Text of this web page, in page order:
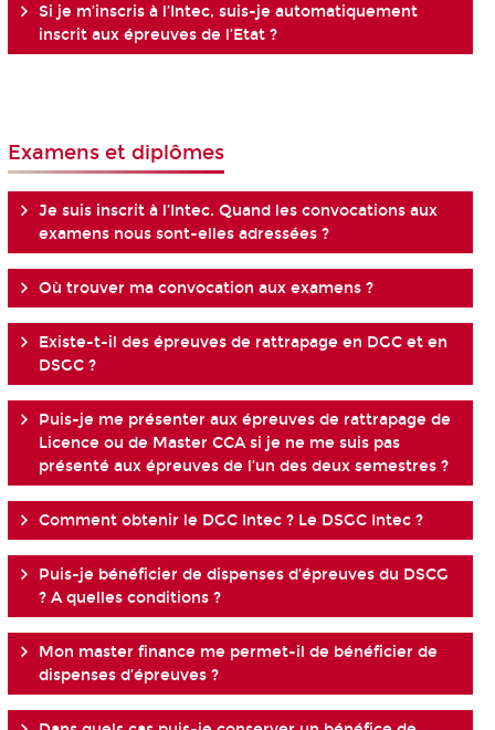
Si je m’inscris à l’Intec, suis-je automatiquement
inscrit aux épreuves de l’Etat ?
Examens et diplômes
Je suis inscrit à l’Intec. Quand les convocations aux
examens nous sont-elles adressées ?
Où trouver ma convocation aux examens ?
Existe-t-il des épreuves de rattrapage en DGC et en
DSGC ?
Puis-je me présenter aux épreuves de rattrapage de
Licence ou de Master CCA si je ne me suis pas
présenté aux épreuves de l’un des deux semestres ?
Comment obtenir le DGC Intec ? Le DSGC Intec ?
Puis-je bénéficier de dispenses d’épreuves du DSCG
? A quelles conditions ?
Mon master finance me permet-il de bénéficier de
dispenses d’épreuves ?